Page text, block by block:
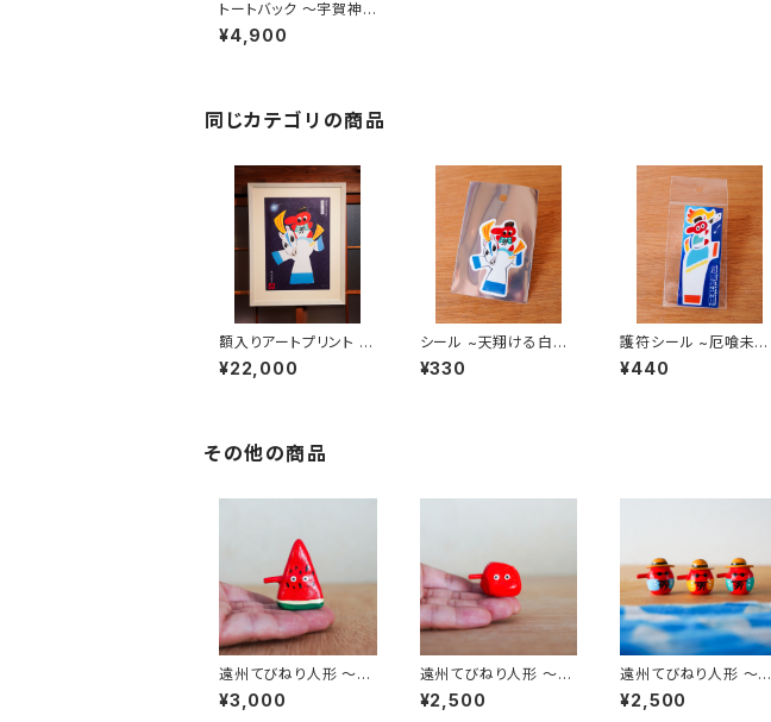
トートバック 〜宇賀神
弁財天狗図〜（かばん
部分 高さ約39cm）
¥4,900
同じカテゴリの商品
額入りアートプリント ~
白馬と天狗~ （限定数
生産 ED.No.入り）
¥22,000
シール ~天翔ける白馬
~
¥330
護符シール ~厄喰未来
翔~
¥440
その他の商品
遠州てびねり人形 〜ス
イカ〜 ｜高さ約5cm
¥3,000
遠州てびねり人形 〜土
用干し〜｜高さ約3cm
¥2,500
遠州てびねり人形 〜天
狗の夏休み〜｜高さ約
3cm
¥2,500